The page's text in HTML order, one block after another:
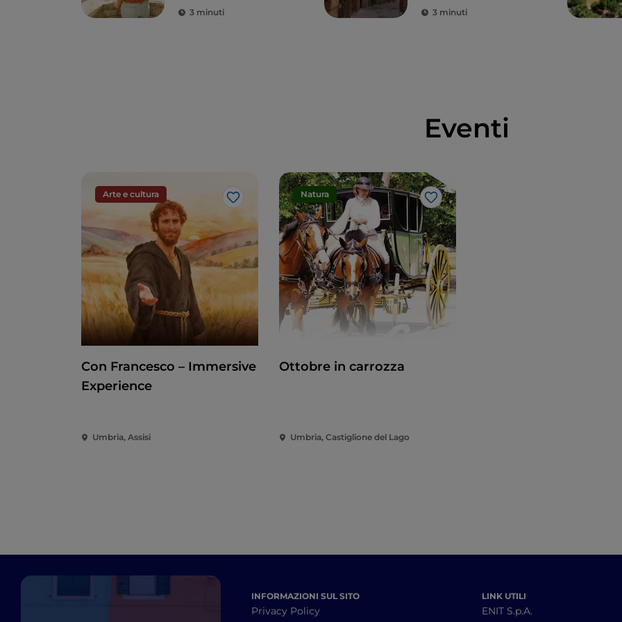
3 minuti 3 minuti
Eventi
Arte e cultura
Like
Con Francesco – Immersive
Experience
Umbria, Assisi
Natura
Like
Ottobre in carrozza
Umbria, Castiglione del Lago
INFORMAZIONI SUL SITO
Privacy Policy
LINK UTILI
ENIT S.p.A.